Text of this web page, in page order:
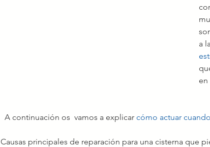
a
en
  A continuación os  vamos a explicar
cómo actuar
Causas principales de reparación para una cisterna que